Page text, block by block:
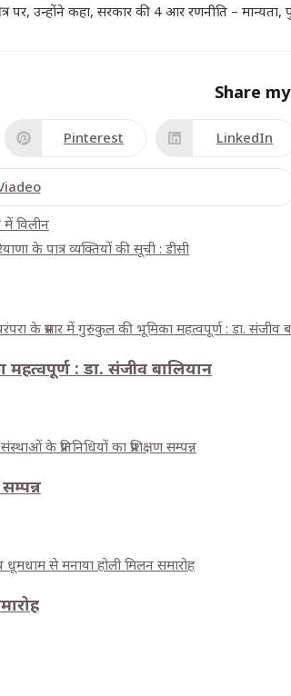
पर, उन्होंने कहा, सरकार की 4 आर रणनीति –
Share
Pinterest LinkedIn
में विलीन
के पात्र व्यक्तियों की सूची : डीसी
महत्वपूर्ण : डा. संजीव बालियान